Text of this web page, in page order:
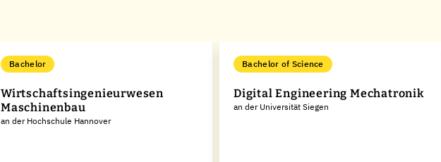
Bachelor
Wirtschaftsingenieurwesen
Maschinenbau
an der Hochschule Hannover
Bachelor of Science
Digital Engineering Mechatronik
an der Universität Siegen